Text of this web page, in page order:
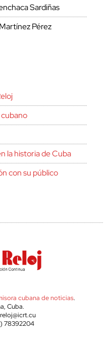
Sardiñas
Pérez
la historia de Cuba
con su público
cubana de noticias.
Cuba.
78392204